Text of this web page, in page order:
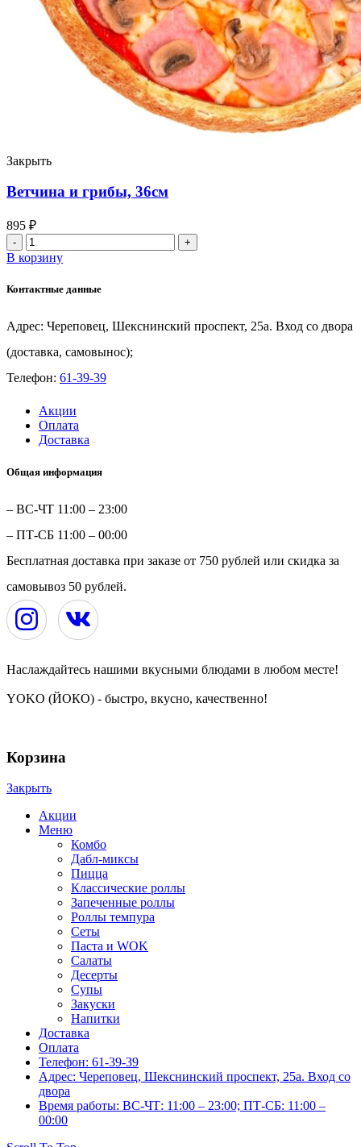
Закрыть
Ветчина и грибы, 36см
895 ₽
Количество
товара
Ветчина
В корзину
Контактные данные
Адрес: Череповец, Шекснинский проспект, 25а. Вход со двора
(доставка, самовынос);
Телефон: 61-39-39
Акции
Оплата
Доставка
Общая информация
– ВС-ЧТ 11:00 – 23:00
– ПТ-СБ 11:00 – 00:00
Бесплатная доставка при заказе от 750 рублей или скидка за
самовывоз 50 рублей.
Наслаждайтесь нашими вкусными блюдами в любом месте!
YOKO (ЙОКО) - быстро, вкусно, качественно!
Корзина
Закрыть
Акции
Меню
Комбо
Дабл-миксы
Пицца
Классические роллы
Запеченные роллы
Роллы темпура
Сеты
Паста и WOK
Салаты
Десерты
Супы
Закуски
Напитки
Доставка
Оплата
Телефон: 61-39-39
Адрес: Череповец, Шекснинский проспект, 25а. Вход со
двора
Время работы: ВС-ЧТ: 11:00 – 23:00; ПТ-СБ: 11:00 –
00:00